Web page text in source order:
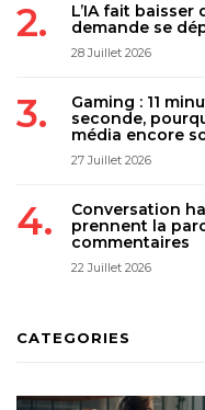
L’IA fait baisser
demande se
28 Juillet 2026
Gaming : 11
seconde,
média encore
27 Juillet 2026
Conversation
prennent la
commentaires
22 Juillet 2026
CATEGORIES